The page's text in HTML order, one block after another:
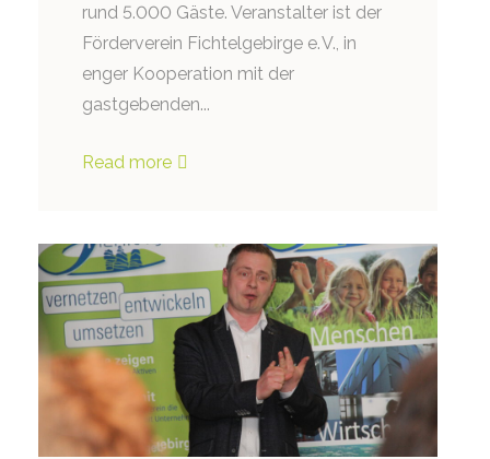
rund 5.000 Gäste. Veranstalter ist der
Förderverein Fichtelgebirge e. V., in
enger Kooperation mit der
gastgebenden...
Read more